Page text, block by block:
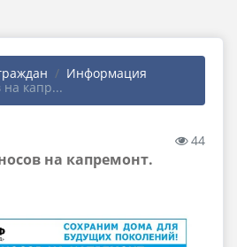
Информация
на капр...
44
на капремонт.